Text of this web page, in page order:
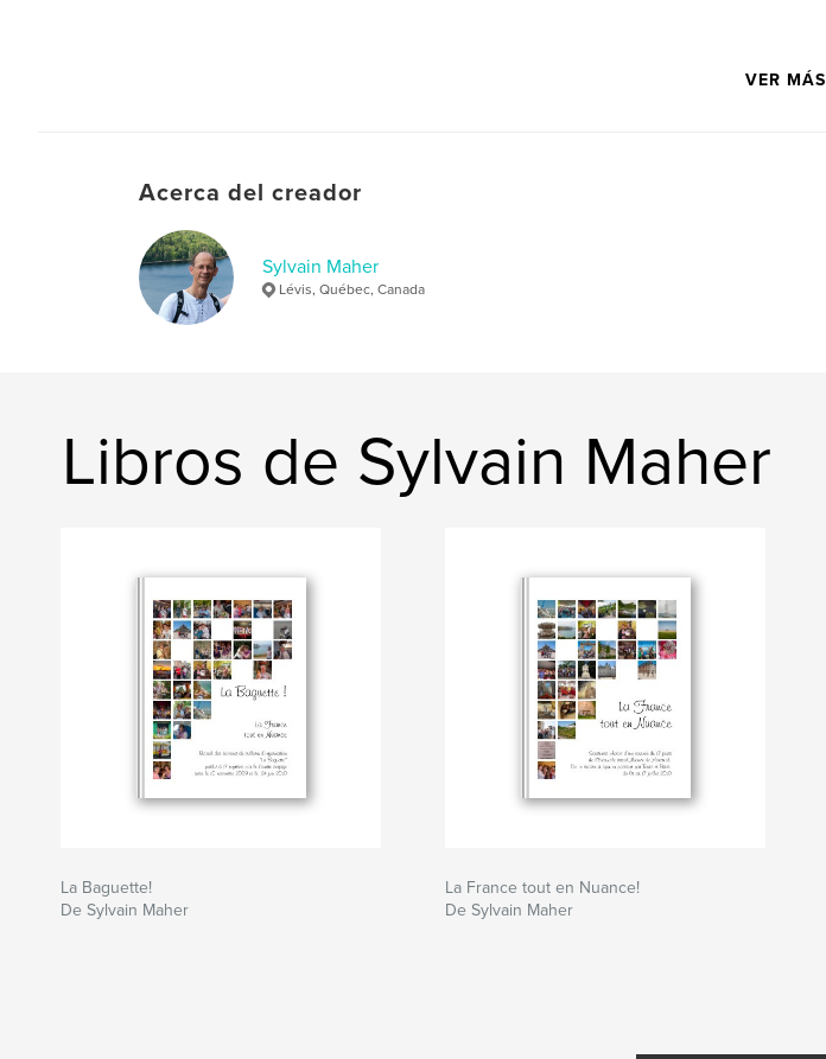
VER MÁS
Acerca del creador
Sylvain Maher
Lévis, Québec, Canada
Libros de Sylvain Maher
La Baguette!
De Sylvain Maher
La France tout en Nuance!
De Sylvain Maher